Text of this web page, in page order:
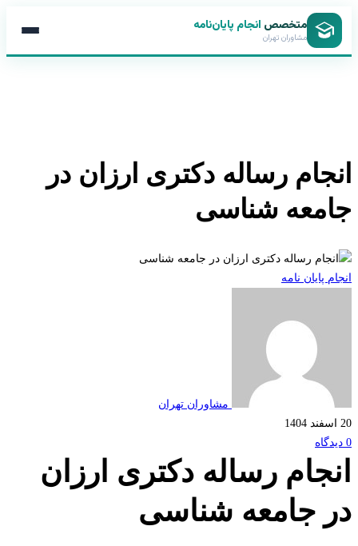
متخصصانجام پایان‌نامه
مشاوران تهران
رساله دکتری ارزان در
شناسی
پایان نامه
مشاوران تهران
رساله دکتری ارزان
جامعه شناسی